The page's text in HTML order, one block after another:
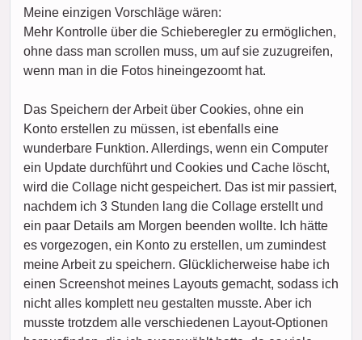
Meine einzigen Vorschläge wären:
Mehr Kontrolle über die Schieberegler zu ermöglichen,
ohne dass man scrollen muss, um auf sie zuzugreifen,
wenn man in die Fotos hineingezoomt hat.
Das Speichern der Arbeit über Cookies, ohne ein
Konto erstellen zu müssen, ist ebenfalls eine
wunderbare Funktion. Allerdings, wenn ein Computer
ein Update durchführt und Cookies und Cache löscht,
wird die Collage nicht gespeichert. Das ist mir passiert,
nachdem ich 3 Stunden lang die Collage erstellt und
ein paar Details am Morgen beenden wollte. Ich hätte
es vorgezogen, ein Konto zu erstellen, um zumindest
meine Arbeit zu speichern. Glücklicherweise habe ich
einen Screenshot meines Layouts gemacht, sodass ich
nicht alles komplett neu gestalten musste. Aber ich
musste trotzdem alle verschiedenen Layout-Optionen